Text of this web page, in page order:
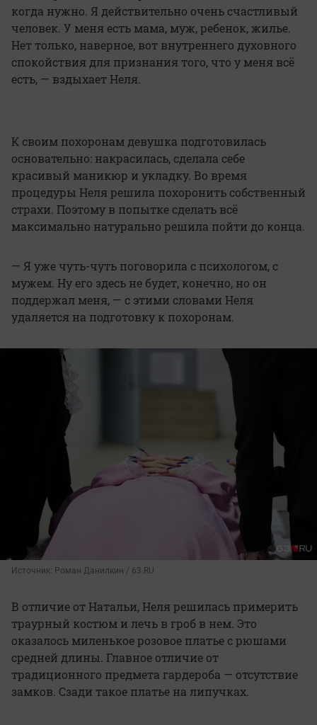
когда нужно. Я действительно очень счастливый
человек. У меня есть мама, муж, ребенок, жилье.
Нет только, наверное, вот внутреннего духовного
спокойствия для признания того, что у меня всё
есть, — вздыхает Неля.
К своим похоронам девушка подготовилась
основательно: накрасилась, сделала себе
красивый маникюр и укладку. Во время
процедуры Неля решила похоронить собственный
страхи. Поэтому в попытке сделать всё
максимально натурально решила пойти до конца.
— Я уже чуть-чуть поговорила с психологом, с
мужем. Ну его здесь не будет, конечно, но он
поддержал меня, — с этими словами Неля
удаляется на подготовку к похоронам.
Источник: Роман Данилкин / 63.RU
В отличие от Натальи, Неля решилась примерить
траурный костюм и лечь в гроб в нем. Это
оказалось миленькое розовое платье с рюшами
средней длины. Главное отличие от
традиционного предмета гардероба — отсутствие
замков. Сзади такое платье на липучках.